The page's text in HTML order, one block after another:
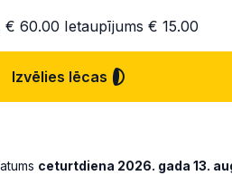
€ 60.00 Ietaupījums € 15.00
Izvēlies lēcas
ceturtdiena 2026. gada 13.